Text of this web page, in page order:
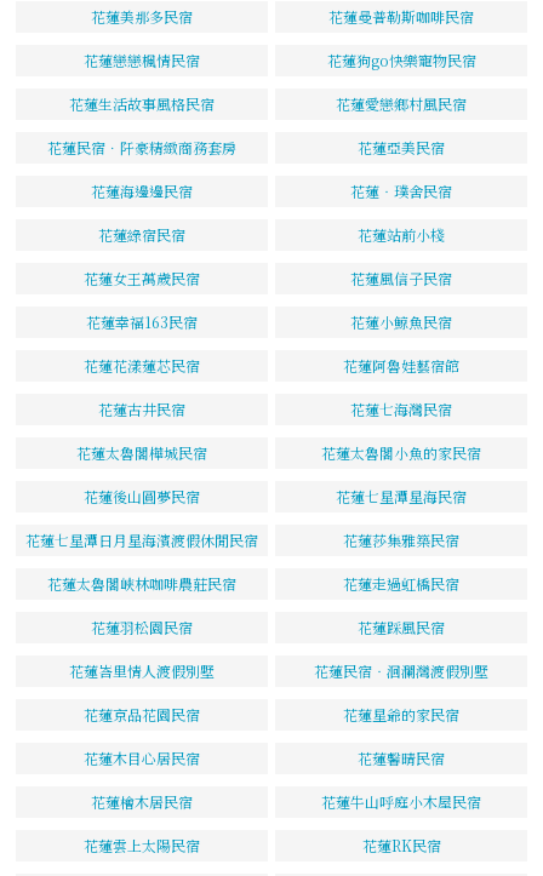
花蓮美那多民宿 花蓮曼普勒斯咖啡民宿
花蓮戀戀楓情民宿 花蓮狗go快樂寵物民宿
花蓮生活故事風格民宿 花蓮愛戀鄉村風民宿
花蓮民宿．阡豪精緻商務套房 花蓮亞美民宿
花蓮海邊邊民宿 花蓮‧璞舍民宿
花蓮綠宿民宿 花蓮站前小棧
花蓮女王萬歲民宿 花蓮風信子民宿
花蓮幸福163民宿 花蓮小鯨魚民宿
花蓮花漾蓮芯民宿 花蓮阿魯娃藝宿館
花蓮古井民宿 花蓮七海灣民宿
花蓮太魯閣樺城民宿 花蓮太魯閣小魚的家民宿
花蓮後山圓夢民宿 花蓮七星潭星海民宿
花蓮七星潭日月星海濱渡假休閒民宿 花蓮莎集雅築民宿
花蓮太魯閣峽林咖啡農莊民宿 花蓮走過虹橋民宿
花蓮羽松園民宿 花蓮踩風民宿
花蓮峇里情人渡假別墅 花蓮民宿‧洄瀾灣渡假別墅
花蓮京品花園民宿 花蓮星爺的家民宿
花蓮木目心居民宿 花蓮馨晴民宿
花蓮檜木居民宿 花蓮牛山呼庭小木屋民宿
花蓮雲上太陽民宿 花蓮RK民宿